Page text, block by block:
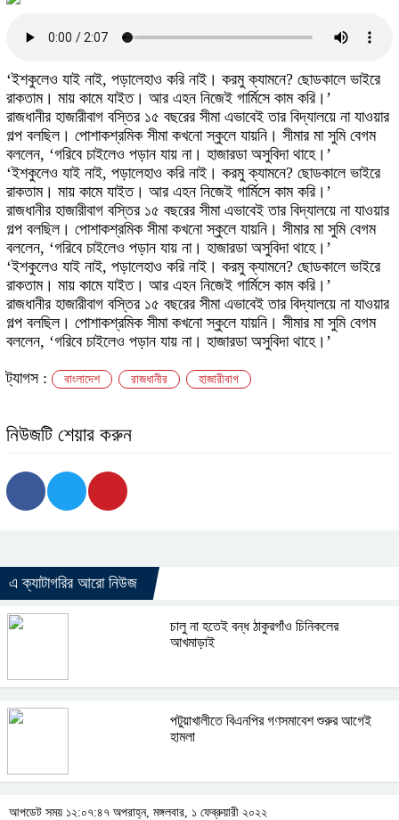
‘ইশকুলেও যাই নাই, পড়ালেহাও করি নাই। করমু ক্যামনে? ছোডকালে ভাইরে
রাকতাম। মায় কামে যাইত। আর এহন নিজেই গার্মিসে কাম করি।’
রাজধানীর হাজারীবাগ বস্তির ১৫ বছরের সীমা এভাবেই তার বিদ্যালয়ে না যাওয়ার
গল্প বলছিল। পোশাকশ্রমিক সীমা কখনো স্কুলে যায়নি। সীমার মা সুমি বেগম
বললেন, ‘গরিবে চাইলেও পড়ান যায় না। হাজারডা অসুবিদা থাহে।’
‘ইশকুলেও যাই নাই, পড়ালেহাও করি নাই। করমু ক্যামনে? ছোডকালে ভাইরে
রাকতাম। মায় কামে যাইত। আর এহন নিজেই গার্মিসে কাম করি।’
রাজধানীর হাজারীবাগ বস্তির ১৫ বছরের সীমা এভাবেই তার বিদ্যালয়ে না যাওয়ার
গল্প বলছিল। পোশাকশ্রমিক সীমা কখনো স্কুলে যায়নি। সীমার মা সুমি বেগম
বললেন, ‘গরিবে চাইলেও পড়ান যায় না। হাজারডা অসুবিদা থাহে।’
‘ইশকুলেও যাই নাই, পড়ালেহাও করি নাই। করমু ক্যামনে? ছোডকালে ভাইরে
রাকতাম। মায় কামে যাইত। আর এহন নিজেই গার্মিসে কাম করি।’
রাজধানীর হাজারীবাগ বস্তির ১৫ বছরের সীমা এভাবেই তার বিদ্যালয়ে না যাওয়ার
গল্প বলছিল। পোশাকশ্রমিক সীমা কখনো স্কুলে যায়নি। সীমার মা সুমি বেগম
বললেন, ‘গরিবে চাইলেও পড়ান যায় না। হাজারডা অসুবিদা থাহে।’
ট্যাগস : বাংলাদেশ রাজধানীর হাজারীবাগ
নিউজটি শেয়ার করুন
এ ক্যাটাগরির আরো নিউজ
চালু না হতেই বন্ধ ঠাকুরগাঁও চিনিকলের
আখমাড়াই
পটুয়াখালীতে বিএনপির গণসমাবেশ শুরুর আগেই
হামলা
আপডেট সময় ১২:০৭:৪৭ অপরাহ্ন, মঙ্গলবার, ১ ফেব্রুয়ারী ২০২২